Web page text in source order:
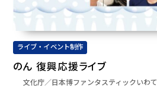
ライブ・イベント制作
のん 復興応援ライブ
文化庁／日本博ファンタスティックいわて